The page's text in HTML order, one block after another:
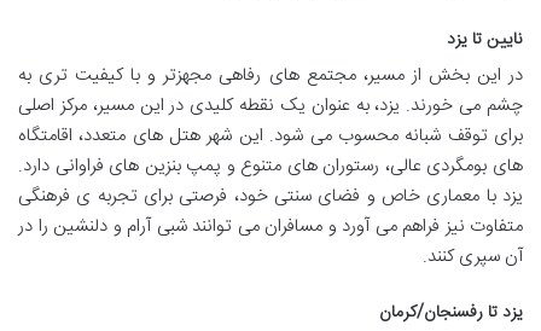
نایین تا یزد
در این بخش از مسیر، مجتمع های رفاهی مجهزتر و با کیفیت تری به
چشم می خورند. یزد، به عنوان یک نقطه کلیدی در این مسیر، مرکز اصلی
برای توقف شبانه محسوب می شود. این شهر هتل های متعدد، اقامتگاه
های بومگردی عالی، رستوران های متنوع و پمپ بنزین های فراوانی دارد.
یزد با معماری خاص و فضای سنتی خود، فرصتی برای تجربه ی فرهنگی
متفاوت نیز فراهم می آورد و مسافران می توانند شبی آرام و دلنشین را در
آن سپری کنند.
یزد تا رفسنجان/کرمان